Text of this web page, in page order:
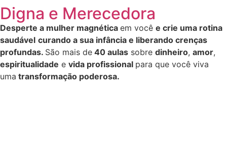
Digna e Merecedora
Desperte a mulher magnética em você e crie uma rotina
saudável curando a sua infância e liberando crenças
profundas. São mais de 40 aulas sobre dinheiro, amor,
espiritualidade e vida profissional para que você viva
uma transformação poderosa.